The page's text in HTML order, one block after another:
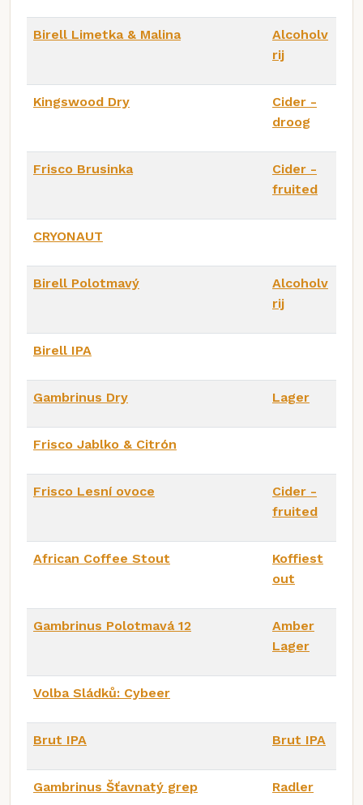
Birell Limetka & Malina
Alcoholv
rij
Kingswood Dry
Cider -
droog
Frisco Brusinka
Cider -
fruited
CRYONAUT
Birell Polotmavý
Alcoholv
rij
Birell IPA
Gambrinus Dry Lager
Frisco Jablko & Citrón
Frisco Lesní ovoce
Cider -
fruited
African Coffee Stout
Koffiest
out
Gambrinus Polotmavá 12
Amber
Lager
Volba Sládků: Cybeer
Brut IPA Brut IPA
Gambrinus Šťavnatý grep Radler